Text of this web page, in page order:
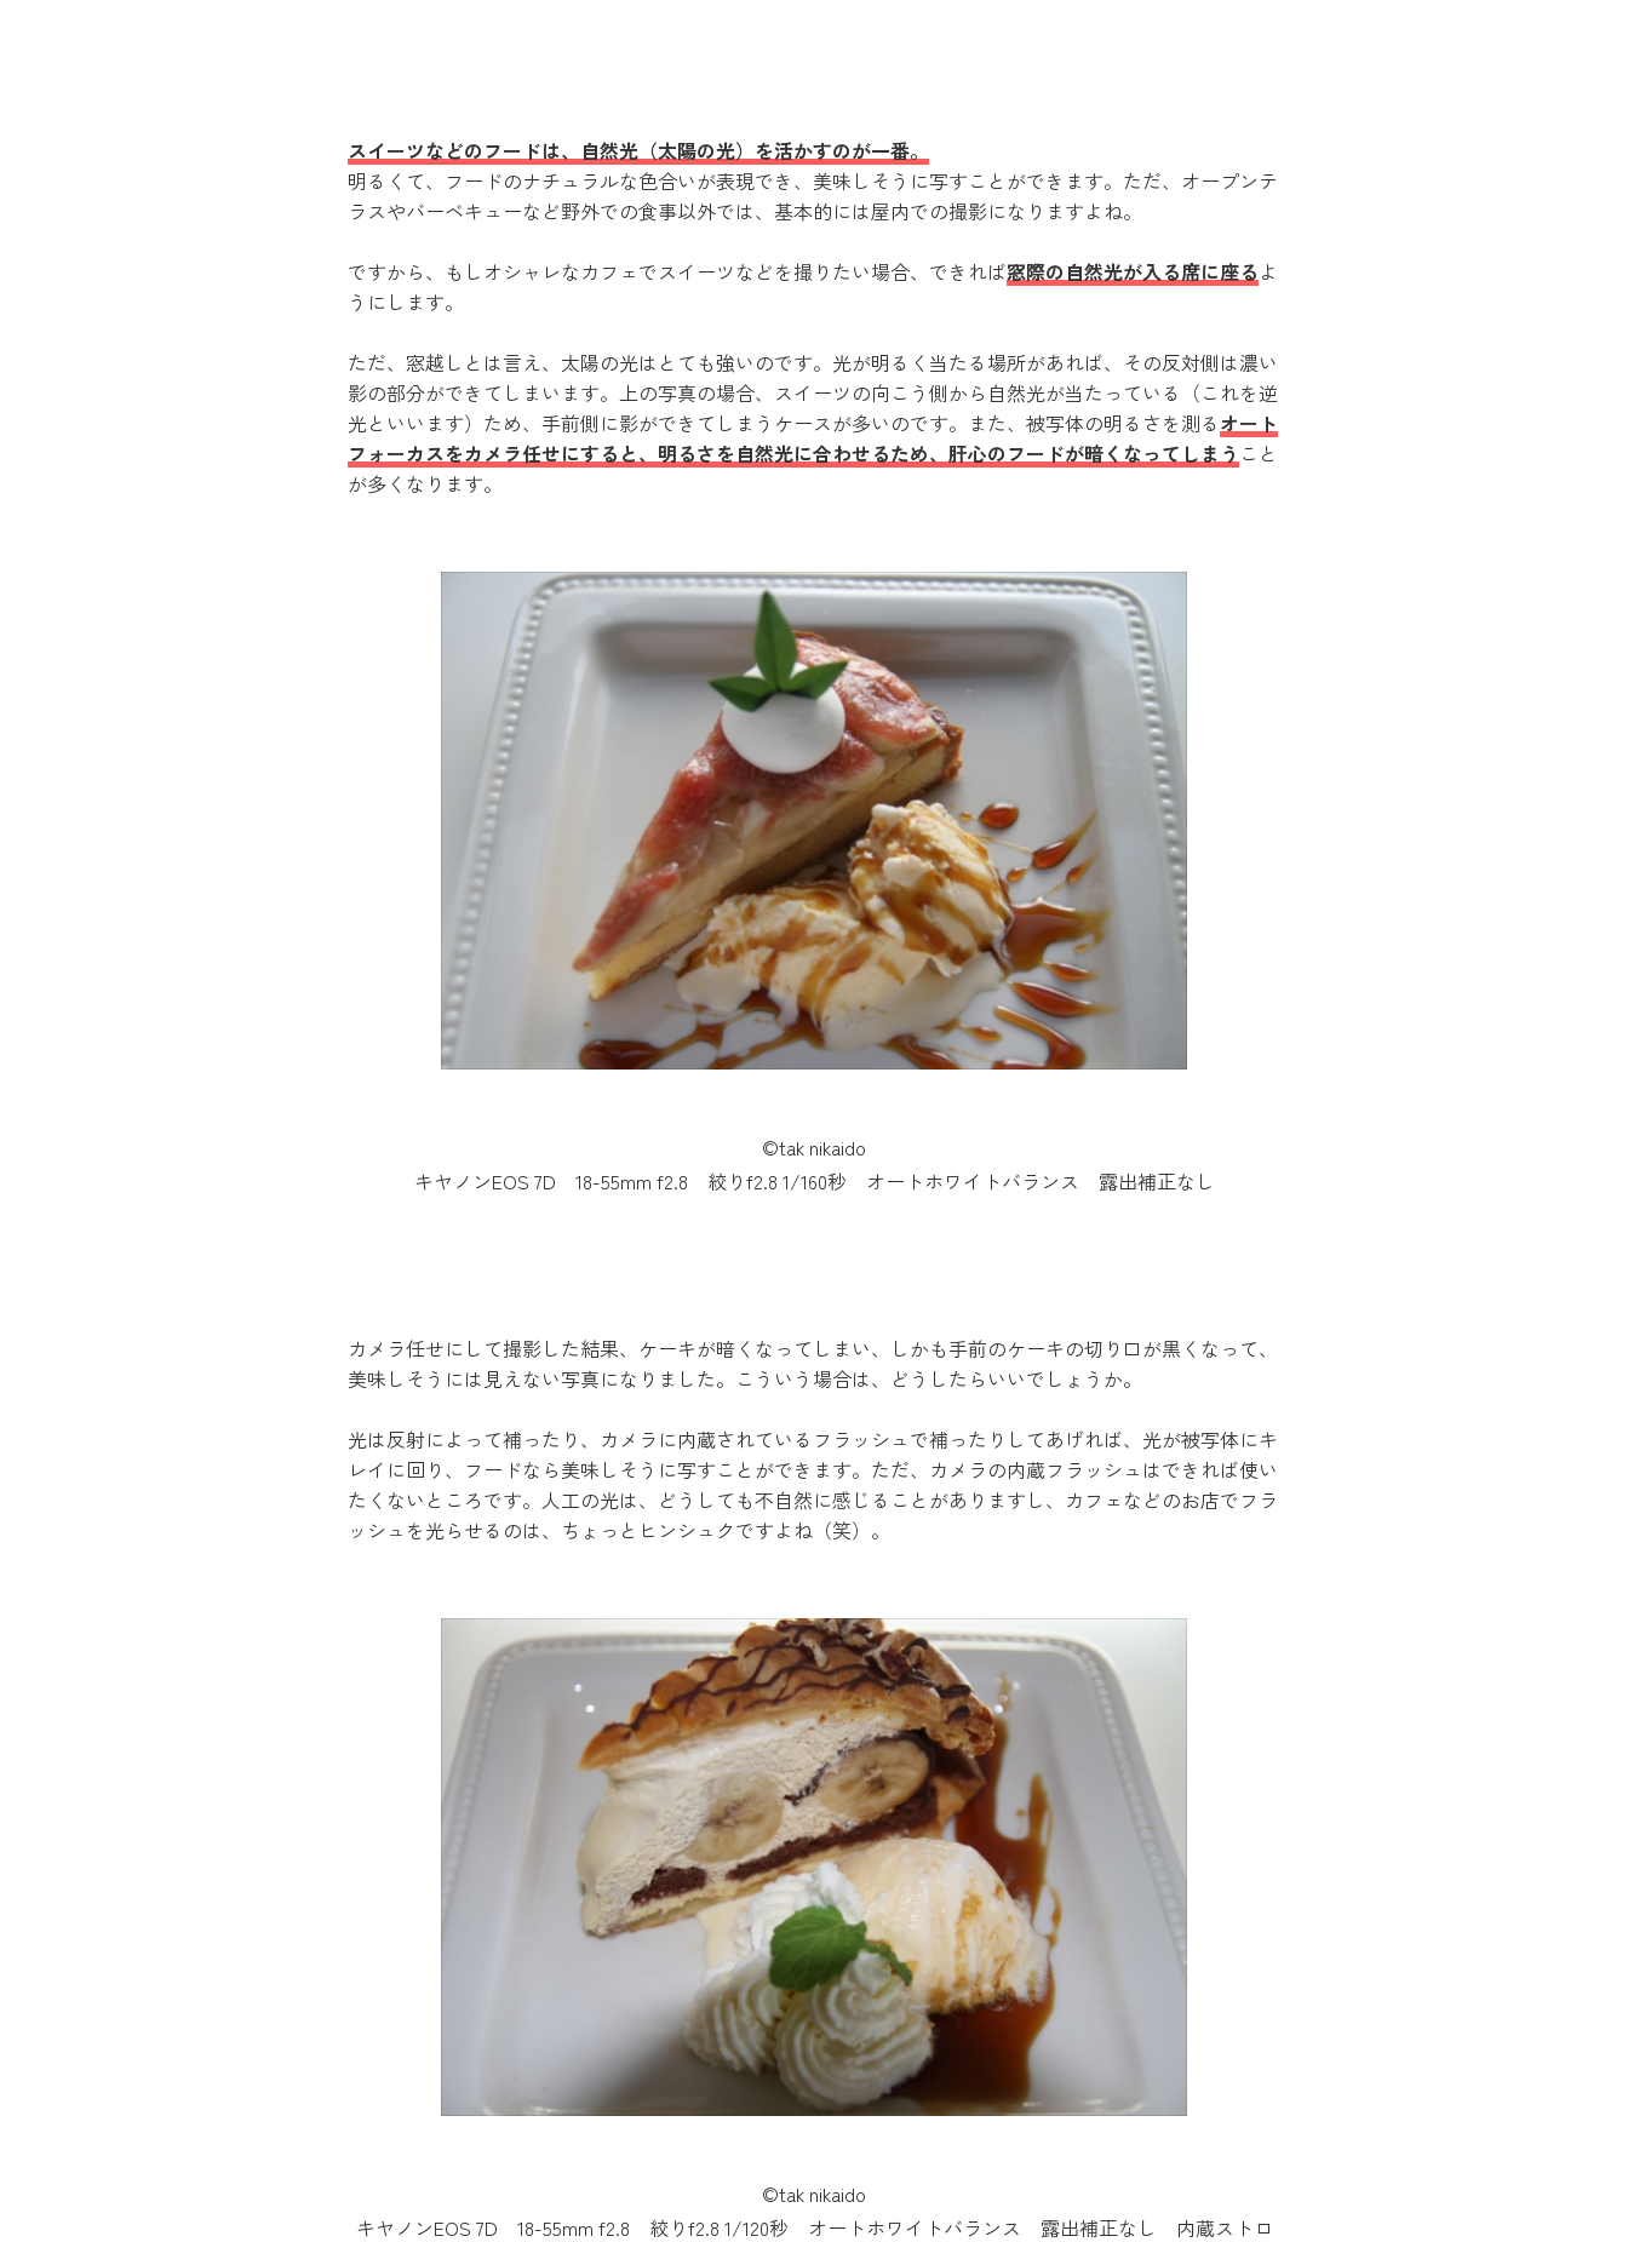
スイーツなどのフードは、自然光（太陽の光）を活かすのが一番。
明るくて、フードのナチュラルな色合いが表現でき、美味しそうに写すことができます。ただ、オープンテ
ラスやバーベキューなど野外での食事以外では、基本的には屋内での撮影になりますよね。
ですから、もしオシャレなカフェでスイーツなどを撮りたい場合、できれば窓際の自然光が入る席に座る よ
うにします。
ただ、窓越しとは言え、太陽の光はとても強いのです。光が明るく当たる場所があれば、その反対側は濃い
影の部分ができてしまいます。上の写真の場合、スイーツの向こう側から自然光が当たっている（これを逆
光といいます）ため、手前側に影ができてしまうケースが多いのです。また、被写体の明るさを測るオート
フォーカスをカメラ任せにすると、明るさを自然光に合わせるため、肝心のフードが暗くなってしまう こと
が多くなります。
©tak nikaido
キヤノンEOS 7D 18-55mm f2.8 絞りf2.8 1/160秒 オートホワイトバランス 露出補正なし
カメラ任せにして撮影した結果、ケーキが暗くなってしまい、しかも手前のケーキの切り口が黒くなって、
美味しそうには見えない写真になりました。こういう場合は、どうしたらいいでしょうか。
光は反射によって補ったり、カメラに内蔵されているフラッシュで補ったりしてあげれば、光が被写体にキ
レイに回り、フードなら美味しそうに写すことができます。ただ、カメラの内蔵フラッシュはできれば使い
たくないところです。人工の光は、どうしても不自然に感じることがありますし、カフェなどのお店でフラ
ッシュを光らせるのは、ちょっとヒンシュクですよね（笑）。
©tak nikaido
キヤノンEOS 7D 18-55mm f2.8 絞りf2.8 1/120秒 オートホワイトバランス 露出補正なし 内蔵ストロ